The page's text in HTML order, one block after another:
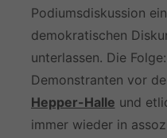
Podiumsdiskussion
demokratischen
unterlassen. Die
Demonstranten vor
Hepper-Halle und
immer wieder in